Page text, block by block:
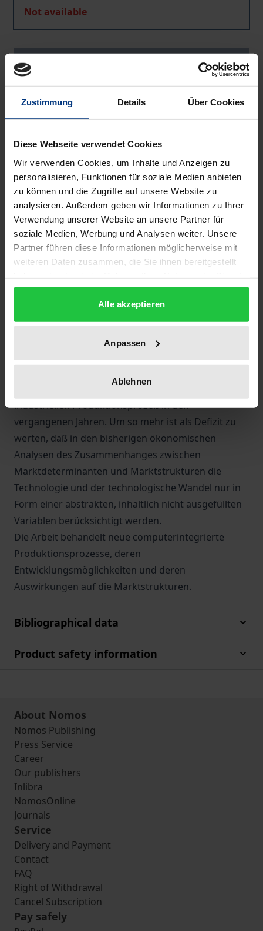
Zustimmung Details Über Cookies
Diese Webseite verwendet Cookies
Wir verwenden Cookies, um Inhalte und Anzeigen zu
personalisieren, Funktionen für soziale Medien anbieten
zu können und die Zugriffe auf unsere Website zu
analysieren. Außerdem geben wir Informationen zu Ihrer
Verwendung unserer Website an unsere Partner für
soziale Medien, Werbung und Analysen weiter. Unsere
Partner führen diese Informationen möglicherweise mit
weiteren Daten zusammen, die Sie ihnen bereitgestellt
gesammelt haben.
Alle akzeptieren
Anpassen
Ablehnen
Not available
Märkte werden durch ihre Marktstruktur, das
Marktverhalten und ihre Marktleistung
gekennzeichnet. Diese drei Größen des
industrieökonomischen Paradigmas verhalten sich
dabei interdependent zueinander. Marktstrukturen
nachfragebezogene Marktstrukturdeterminanten
beeinflußt. Zu den angebotsbezogenen
Marktdeterminanten wird insbesondere die
Technologie gezählt. Gerade die technologische
deutlich an der Innovation des Computers in den
industriellen Produktionsprozeß in den
vergangenen Jahren. Um so mehr ist als Defizit zu
werten, daß in den bisherigen ökonomischen
Analysen des Zusammenhanges zwischen
Marktdeterminanten und Marktstrukturen die
Technologie und der technologische Wandel nur in
Form einer abstrakten, inhaltlich nicht ausgefüllten
Variablen berücksichtigt werden.
Die Arbeit behandelt neue computerintegrierte
Produktionsprozesse, deren
Entwicklungsmöglichkeiten und deren
Auswirkungen auf die Marktstrukturen.
Bibliographical data
Product safety information
About Nomos
Nomos Publishing
Press Service
Career
Our publishers
Inlibra
NomosOnline
Journals
Service
Delivery and Payment
Contact
FAQ
Right of Withdrawal
Cancel Subscription
Pay safely